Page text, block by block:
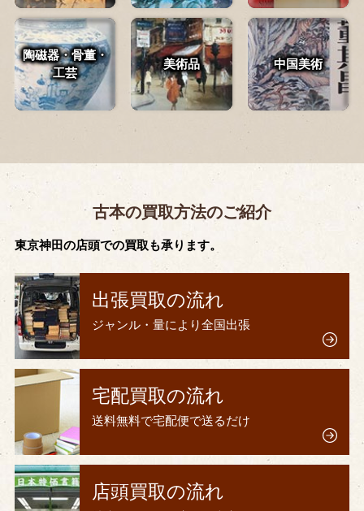
陶磁器・骨董・
工芸
美術品 中国美術
古本の買取方法のご紹介
東京神田の店頭での買取も承ります。
出張買取の流れ
ジャンル・量により全国出張
宅配買取の流れ
送料無料で宅配便で送るだけ
店頭買取の流れ